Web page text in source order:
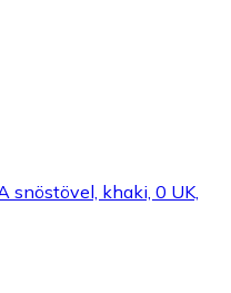
snöstövel, khaki, 0 UK,